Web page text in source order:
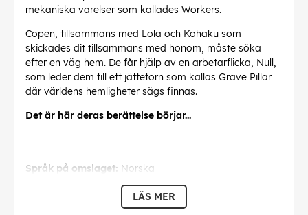
mekaniska varelser som kallades Workers.
Copen, tillsammans med Lola och Kohaku som
skickades dit tillsammans med honom, måste söka
efter en väg hem. De får hjälp av en arbetarflicka, Null,
som leder dem till ett jättetorn som kallas Grave Pillar
där världens hemligheter sägs finnas.
Det är här deras berättelse börjar...
Språk på omslaget: Norska
Denna text har översatts automatiskt, fel kan
förekomma.
LÄS MER